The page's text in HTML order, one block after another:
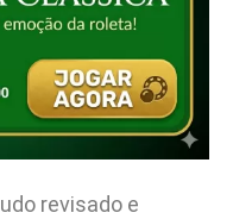
revisado e